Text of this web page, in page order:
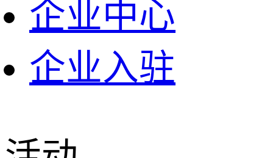
企业中心
企业入驻